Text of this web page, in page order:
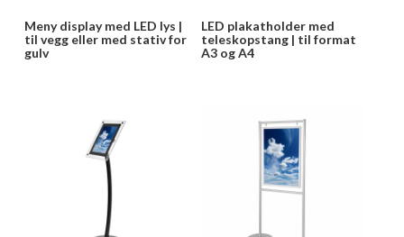
Meny display med LED lys |
til vegg eller med stativ for
gulv
LED plakatholder med
teleskopstang | til format
A3 og A4